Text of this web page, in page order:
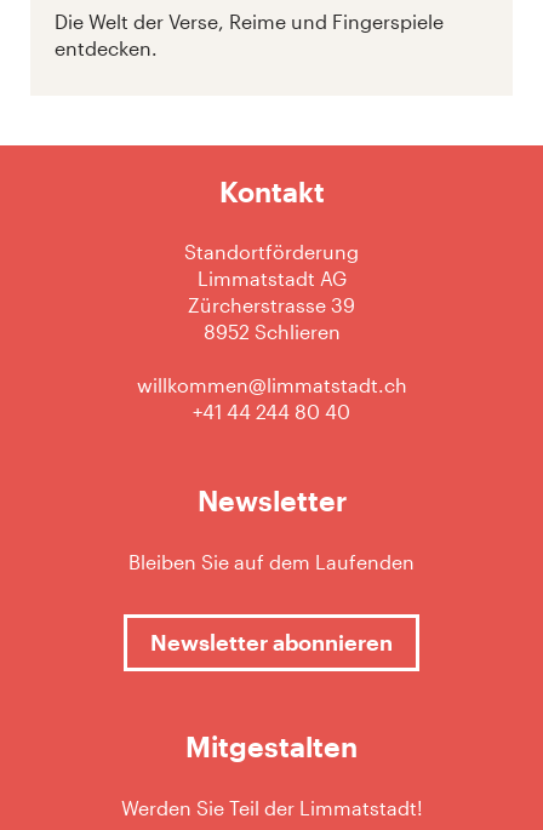
Die Welt der Verse, Reime und Fingerspiele
entdecken.
Kontakt
Standortförderung
Limmatstadt AG
Zürcherstrasse 39
8952 Schlieren
willkommen@limmatstadt.ch
+41 44 244 80 40
Newsletter
Bleiben Sie auf dem Laufenden
Newsletter abonnieren
Mitgestalten
Werden Sie Teil der Limmatstadt!